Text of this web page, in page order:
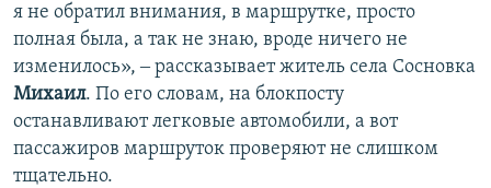
я не обратил внимания, в маршрутке, просто
полная была, а так не знаю, вроде ничего не
изменилось», ‒ рассказывает житель села Сосновка
Михаил. По его словам, на блокпосту
останавливают легковые автомобили, а вот
пассажиров маршруток проверяют не слишком
тщательно.